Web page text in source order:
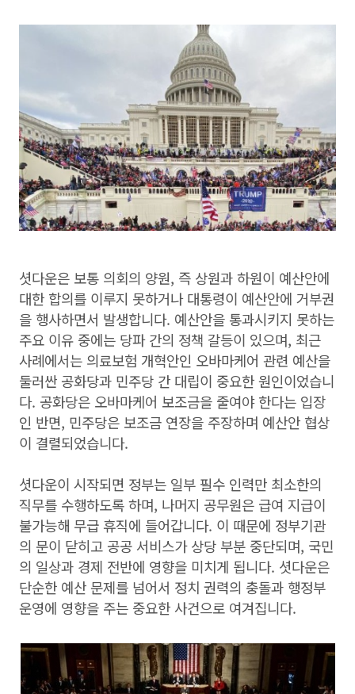
셧다운은 보통 의회의 양원, 즉 상원과 하원이 예산안에
대한 합의를 이루지 못하거나 대통령이 예산안에 거부권
을 행사하면서 발생합니다. 예산안을 통과시키지 못하는
주요 이유 중에는 당파 간의 정책 갈등이 있으며, 최근
사례에서는 의료보험 개혁안인 오바마케어 관련 예산을
둘러싼 공화당과 민주당 간 대립이 중요한 원인이었습니
다. 공화당은 오바마케어 보조금을 줄여야 한다는 입장
인 반면, 민주당은 보조금 연장을 주장하며 예산안 협상
이 결렬되었습니다.
셧다운이 시작되면 정부는 일부 필수 인력만 최소한의
직무를 수행하도록 하며, 나머지 공무원은 급여 지급이
불가능해 무급 휴직에 들어갑니다. 이 때문에 정부기관
의 문이 닫히고 공공 서비스가 상당 부분 중단되며, 국민
의 일상과 경제 전반에 영향을 미치게 됩니다. 셧다운은
단순한 예산 문제를 넘어서 정치 권력의 충돌과 행정부
운영에 영향을 주는 중요한 사건으로 여겨집니다.